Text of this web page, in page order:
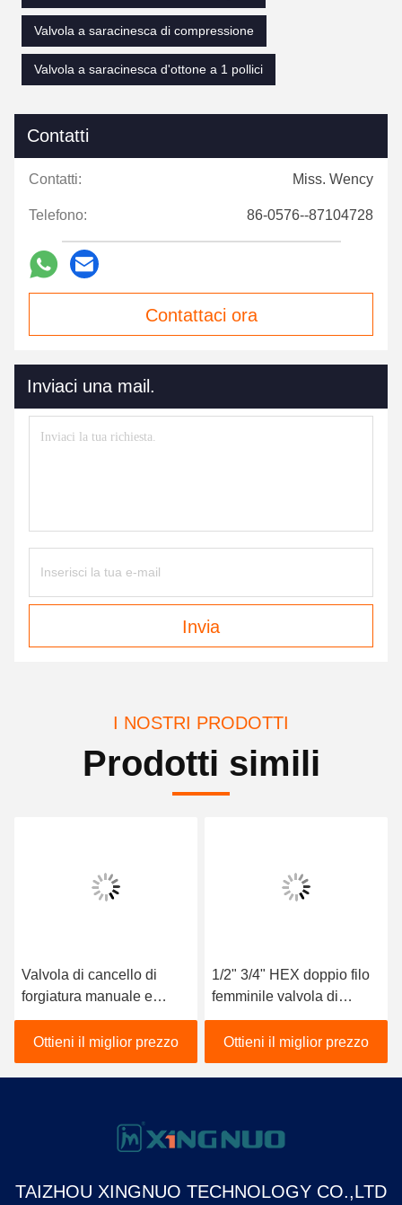
Valvola a saracinesca di compressione
Valvola a saracinesca d'ottone a 1 pollici
Contatti
Contatti: Miss. Wency
Telefono: 86-0576--87104728
Contattaci ora
Inviaci una mail.
Invia
I NOSTRI PRODOTTI
Prodotti simili
Valvola di cancello di
forgiatura manuale e
valvola a sfera 200 PSI
F/F ISO228/1 Superficie a
filo
Ottieni il miglior prezzo
1/2" 3/4" HEX doppio filo
femminile valvola di
arresto in ottone
Ottieni il miglior prezzo
TAIZHOU XINGNUO TECHNOLOGY CO.,LTD